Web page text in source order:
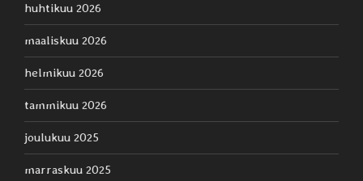
huhtikuu 2026
maaliskuu 2026
helmikuu 2026
tammikuu 2026
joulukuu 2025
marraskuu 2025